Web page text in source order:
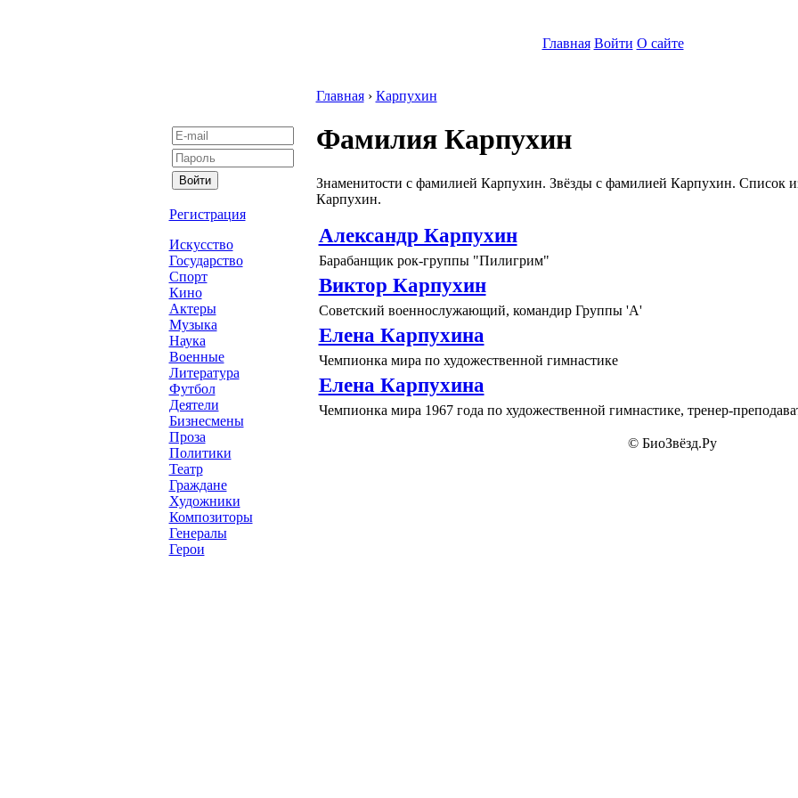
Главная Войти О сайте
Регистрация
Искусство
Государство
Спорт
Кино
Актеры
Музыка
Наука
Военные
Литература
Футбол
Деятели
Бизнесмены
Проза
Политики
Театр
Граждане
Художники
Композиторы
Генералы
Герои
Главная› Карпухин
Фамилия Карпухин
Знаменитости с фамилией Карпухин. Звёзды с фамилией Карпухин. Список
Карпухин.
Александр Карпухин
Барабанщик рок-группы "Пилигрим"
Виктор Карпухин
Советский военнослужающий, командир Группы 'А'
Елена Карпухина
Чемпионка мира по художественной гимнастике
Елена Карпухина
Чемпионка мира 1967 года по художественной гимнастике, тренер-
© БиоЗвёзд.Ру